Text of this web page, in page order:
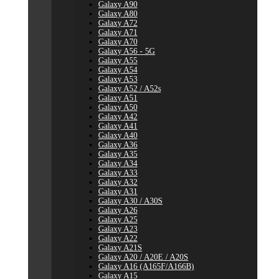
Galaxy A90
Galaxy A80
Galaxy A72
Galaxy A71
Galaxy A70
Galaxy A56 - 5G
Galaxy A55
Galaxy A54
Galaxy A53
Galaxy A52 / A52s
Galaxy A51
Galaxy A50
Galaxy A42
Galaxy A41
Galaxy A40
Galaxy A36
Galaxy A35
Galaxy A34
Galaxy A33
Galaxy A32
Galaxy A31
Galaxy A30 / A30S
Galaxy A26
Galaxy A25
Galaxy A23
Galaxy A22
Galaxy A21S
Galaxy A20 / A20E / A20S
Galaxy A16 (A165F/A166B)
Galaxy A15